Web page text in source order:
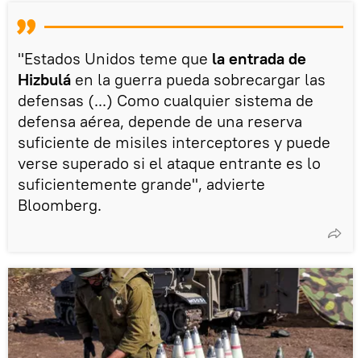
"Estados Unidos teme que la entrada de
Hizbulá en la guerra pueda sobrecargar las
defensas (...) Como cualquier sistema de
defensa aérea, depende de una reserva
suficiente de misiles interceptores y puede
verse superado si el ataque entrante es lo
suficientemente grande", advierte
Bloomberg.